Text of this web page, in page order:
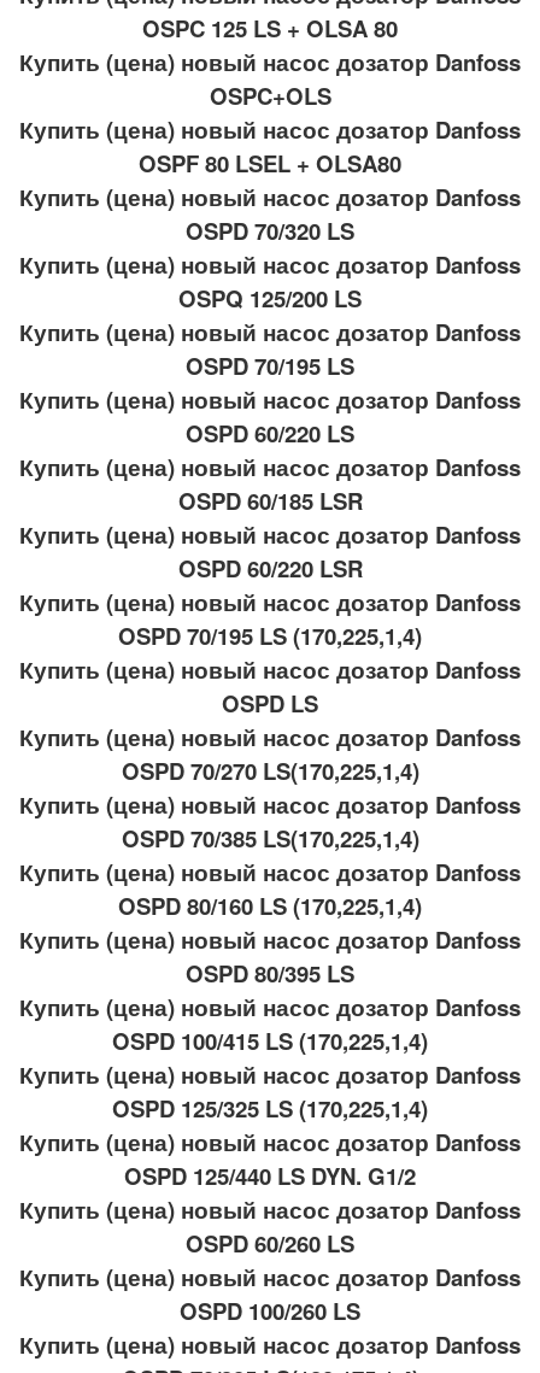
OSPC 125 LS + OLSA 80
Купить (цена) новый насос дозатор Danfoss
OSPC+OLS
Купить (цена) новый насос дозатор Danfoss
OSPF 80 LSEL + OLSA80
Купить (цена) новый насос дозатор Danfoss
OSPD 70/320 LS
Купить (цена) новый насос дозатор Danfoss
OSPQ 125/200 LS
Купить (цена) новый насос дозатор Danfoss
OSPD 70/195 LS
Купить (цена) новый насос дозатор Danfoss
OSPD 60/220 LS
Купить (цена) новый насос дозатор Danfoss
OSPD 60/185 LSR
Купить (цена) новый насос дозатор Danfoss
OSPD 60/220 LSR
Купить (цена) новый насос дозатор Danfoss
OSPD 70/195 LS (170,225,1,4)
Купить (цена) новый насос дозатор Danfoss
OSPD LS
Купить (цена) новый насос дозатор Danfoss
OSPD 70/270 LS(170,225,1,4)
Купить (цена) новый насос дозатор Danfoss
OSPD 70/385 LS(170,225,1,4)
Купить (цена) новый насос дозатор Danfoss
OSPD 80/160 LS (170,225,1,4)
Купить (цена) новый насос дозатор Danfoss
OSPD 80/395 LS
Купить (цена) новый насос дозатор Danfoss
OSPD 100/415 LS (170,225,1,4)
Купить (цена) новый насос дозатор Danfoss
OSPD 125/325 LS (170,225,1,4)
Купить (цена) новый насос дозатор Danfoss
OSPD 125/440 LS DYN. G1/2
Купить (цена) новый насос дозатор Danfoss
OSPD 60/260 LS
Купить (цена) новый насос дозатор Danfoss
OSPD 100/260 LS
Купить (цена) новый насос дозатор Danfoss